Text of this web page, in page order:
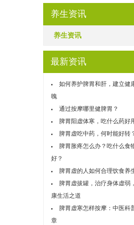
养生资讯
养生资讯
最新资讯
如何养护脾胃和肝，建立健
魄
通过按摩哪里健脾胃？
脾胃阳虚体寒，吃什么药好
脾胃虚吃中药，何时能好转
脾胃胀疼怎么办？吃什么食
好？
脾胃虚的人如何合理饮食养
脾胃虚拔罐，治疗身体虚弱
康生活之道
脾胃虚寒怎样按摩：中医科
章